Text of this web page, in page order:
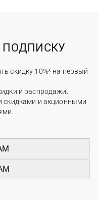
ПОДПИСКУ
скидку 10%* на первый
и распродажи.
скидками и акционными